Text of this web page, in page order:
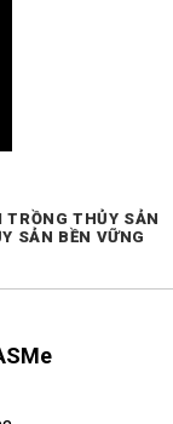
TRỒNG THỦY SẢN
SẢN BỀN VỮNG